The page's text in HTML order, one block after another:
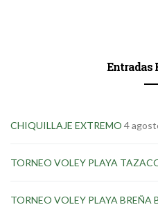
Entradas
CHIQUILLAJE EXTREMO 4
TORNEO VOLEY PLAYA
TORNEO VOLEY PLAYA